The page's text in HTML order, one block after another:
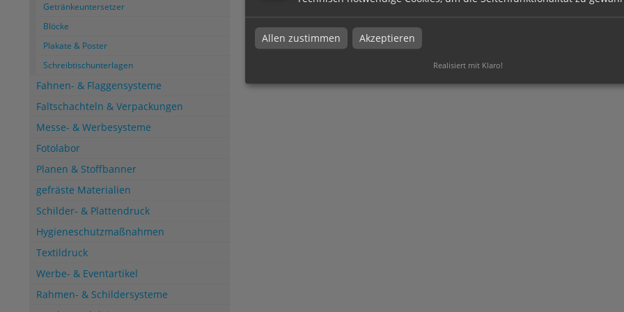
Getränkeuntersetzer
Blöcke
Plakate & Poster
Schreibtischunterlagen
Fahnen- & Flaggensysteme
Faltschachteln & Verpackungen
Messe- & Werbesysteme
Fotolabor
Planen & Stoffbanner
gefräste Materialien
Schilder- & Plattendruck
Hygieneschutzmaßnahmen
Textildruck
Werbe- & Eventartikel
Rahmen- & Schildersysteme
Allen zustimmen Akzeptieren
Realisiert mit Klaro!